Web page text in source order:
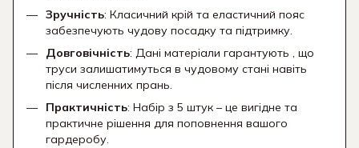
Зручність: Класичний крій та еластичний пояс
забезпечують чудову посадку та підтримку.
Довговічність: Дані матеріали гарантують , що
труси залишатимуться в чудовому стані навіть
після численних прань.
Практичність: Набір з 5 штук – це вигідне та
практичне рішення для поповнення вашого
гардеробу.